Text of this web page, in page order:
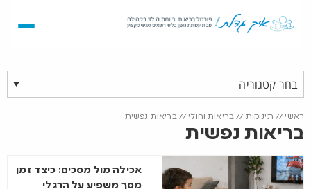
ראשי // תינוקות // בריאות וחולי //בריאות נפשית
בריאות נפשית
אכילה מול מסכים: כיצד זמן
מסך משפיע על הרגלי